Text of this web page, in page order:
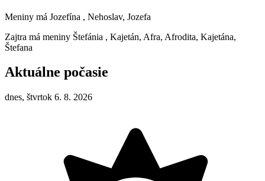
Meniny má Jozefína , Nehoslav, Jozefa
Zajtra má meniny Štefánia , Kajetán, Afra, Afrodita, Kajetána,
Štefana
Aktuálne počasie
dnes, štvrtok 6. 8. 2026